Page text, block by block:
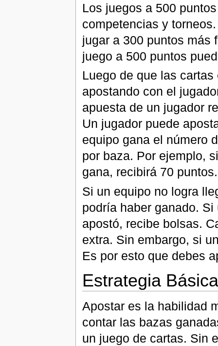
Los juegos a 500
competencias y
jugar a 300 puntos más
juego a 500 puntos
Luego de que las
apostando con el
apuesta de un jugador
Un jugador puede
equipo gana el número
por baza. Por ejemplo,
gana, recibirá 70 puntos.
Si un equipo no logra
podría haber ganado.
apostó, recibe bolsas.
extra. Sin embargo, si
Es por esto que debes
Estrategia
Apostar es la habilidad
contar las bazas
un juego de cartas. Sin